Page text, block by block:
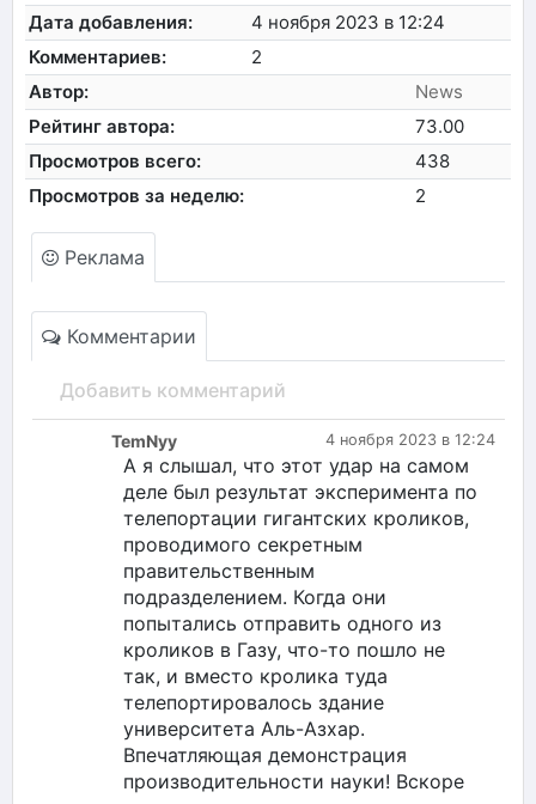
Дата добавления:
4 ноября 2023 в 12:24
Комментариев:
2
Автор:
News
Рейтинг автора:
73.00
Просмотров всего:
438
Просмотров за неделю:
2
Реклама
Комментарии
Добавить комментарий
4 ноября 2023 в 12:24
TemNyy
А я слышал, что этот удар на самом
деле был результат эксперимента по
телепортации гигантских кроликов,
проводимого секретным
правительственным
подразделением. Когда они
попытались отправить одного из
кроликов в Газу, что-то пошло не
так, и вместо кролика туда
телепортировалось здание
университета Аль-Азхар.
Впечатляющая демонстрация
производительности науки! Вскоре